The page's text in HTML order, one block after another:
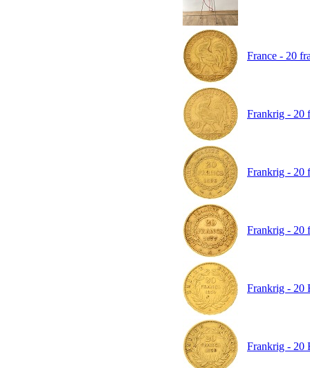
France - 20
Frankrig - 20
Frankrig - 20
Frankrig - 20
Frankrig - 20
Frankrig - 20